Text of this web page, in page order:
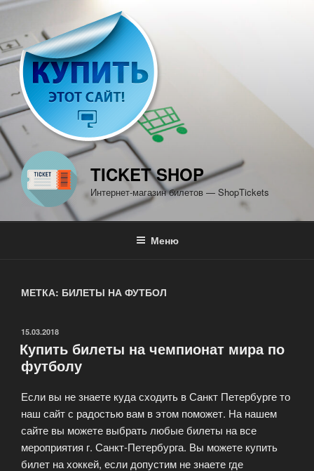
Перейти
содержимому
TICKET SHOP
Интернет-магазин билетов — ShopTickets
Меню
МЕТКА: БИЛЕТЫ НА ФУТБОЛ
ОПУБЛИКОВАНО
15.03.2018
Купить билеты на чемпионат мира по
футболу
Если вы не знаете куда сходить в Санкт Петербурге то
наш сайт с радостью вам в этом поможет. На нашем
сайте вы можете выбрать любые билеты на все
мероприятия г. Санкт-Петербурга. Вы можете купить
билет на хоккей, если допустим не знаете где